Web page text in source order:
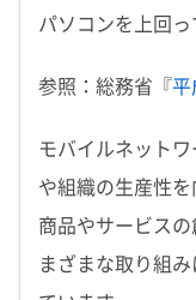
パソコンを上回っ
参照：総務省『
モバイルネットワ
や組織の生産性
商品やサービス
まざまな取り組